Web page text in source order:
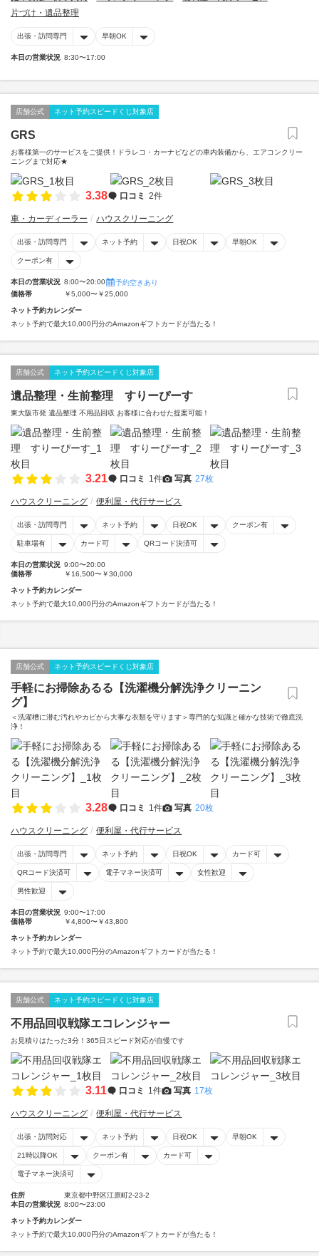
片づけ・遺品整理
出張・訪問専門 早朝OK
本日の営業状況 8:30〜17:00
店舗公式 ネット予約スピードくじ対象店
GRS
お客様第一のサービスをご提供！ドラレコ・カーナビなどの車内装備から、エアコンクリー
ニングまで対応★
3.38 口コミ 2件
車・カーディーラー ハウスクリーニング
出張・訪問専門 ネット予約 日祝OK 早朝OK
クーポン有
本日の営業状況 8:00〜20:00
予約空きあり
価格帯
￥5,000〜￥25,000
ネット予約カレンダー
ネット予約で最大10,000円分のAmazonギフトカードが当たる！
店舗公式 ネット予約スピードくじ対象店
遺品整理・生前整理 すりーぴーす
東大阪市発 遺品整理 不用品回収 お客様に合わせた提案可能！
3.21 口コミ 1件 写真 27枚
ハウスクリーニング 便利屋・代行サービス
出張・訪問専門 ネット予約 日祝OK クーポン有
駐車場有 カード可 QRコード決済可
本日の営業状況 9:00〜20:00
価格帯
￥16,500〜￥30,000
ネット予約カレンダー
ネット予約で最大10,000円分のAmazonギフトカードが当たる！
店舗公式 ネット予約スピードくじ対象店
手軽にお掃除あるる【洗濯機分解洗浄クリーニン
グ】
＜洗濯槽に潜む汚れやカビから大事な衣類を守ります＞専門的な知識と確かな技術で徹底洗
浄！
3.28 口コミ 1件 写真 20枚
ハウスクリーニング 便利屋・代行サービス
出張・訪問専門 ネット予約 日祝OK カード可
QRコード決済可 電子マネー決済可 女性歓迎
男性歓迎
本日の営業状況 9:00〜17:00
価格帯
￥4,800〜￥43,800
ネット予約カレンダー
ネット予約で最大10,000円分のAmazonギフトカードが当たる！
店舗公式 ネット予約スピードくじ対象店
不用品回収戦隊エコレンジャー
お見積りはたった3分！365日スピード対応が自慢です
3.11 口コミ 1件 写真 17枚
ハウスクリーニング 便利屋・代行サービス
出張・訪問対応 ネット予約 日祝OK 早朝OK
21時以降OK クーポン有 カード可
電子マネー決済可
住所
東京都中野区江原町2-23-2
本日の営業状況 8:00〜23:00
ネット予約カレンダー
ネット予約で最大10,000円分のAmazonギフトカードが当たる！